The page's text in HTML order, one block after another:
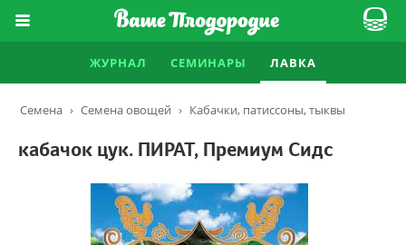
ЖУРНАЛ СЕМИНАРЫ ЛАВКА
Семена › Семена овощей › Кабачки, патиссоны, тыквы
кабачок цук. ПИРАТ, Премиум Сидс